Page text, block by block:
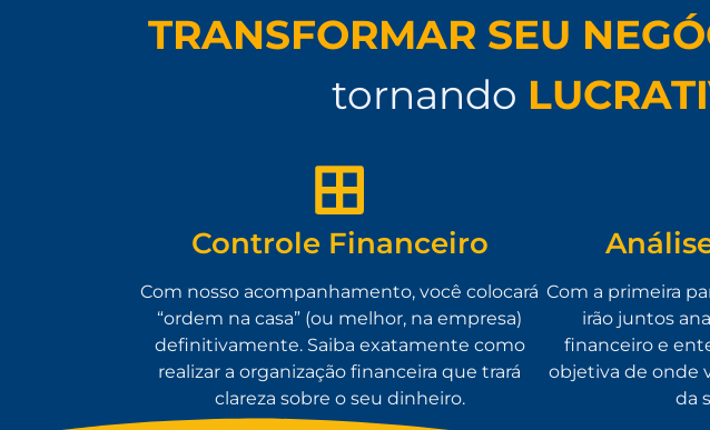
TRANSFORMAR SEU
tornando
Controle Financeiro
Com nosso acompanhamento, você colocará
“ordem na casa” (ou melhor, na empresa)
definitivamente. Saiba exatamente como
realizar a organização financeira que trará
clareza sobre o seu dinheiro.
Com a primeira
irão juntos
financeiro e
objetiva de onde
da